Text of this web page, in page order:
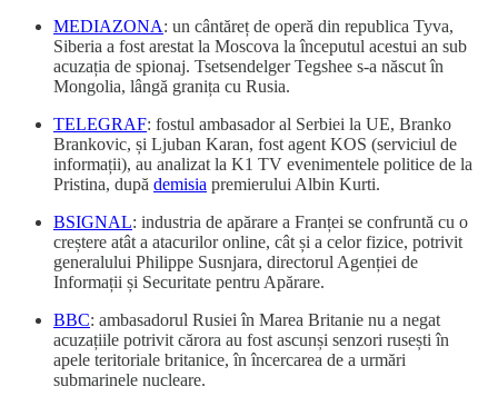
MEDIAZONA: un cântăreț de operă din republica Tyva,
Siberia a fost arestat la Moscova la începutul acestui an sub
acuzația de spionaj. Tsetsendelger Tegshee s-a născut în
Mongolia, lângă granița cu Rusia.
TELEGRAF: fostul ambasador al Serbiei la UE, Branko
Brankovic, și Ljuban Karan, fost agent KOS (serviciul de
informații), au analizat la K1 TV evenimentele politice de la
Pristina, după demisia premierului Albin Kurti.
BSIGNAL: industria de apărare a Franței se confruntă cu o
creștere atât a atacurilor online, cât și a celor fizice, potrivit
generalului Philippe Susnjara, directorul Agenției de
Informații și Securitate pentru Apărare.
BBC: ambasadorul Rusiei în Marea Britanie nu a negat
acuzațiile potrivit cărora au fost ascunși senzori rusești în
apele teritoriale britanice, în încercarea de a urmări
submarinele nucleare.